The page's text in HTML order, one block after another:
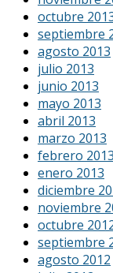
octubre
septiembre
agosto 2013
julio 2013
junio 2013
mayo 2013
abril 2013
marzo 2013
febrero 2013
enero 2013
diciembre
noviembre
octubre
septiembre
agosto 2012